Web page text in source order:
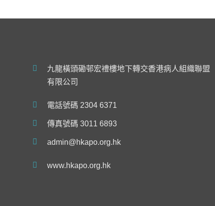
九龍橫頭磡邨宏禮樓地下轉交香港病人組織聯盟
有限公司
電話號碼 2304 6371
傳真號碼 3011 6893
admin@hkapo.org.hk
www.hkapo.org.hk